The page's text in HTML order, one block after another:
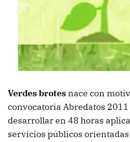
Verdes brotes nace con
convocatoria Abredatos
desarrollar en 48 horas
servicios públicos